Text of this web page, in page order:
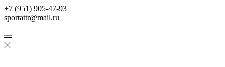
+7 (951) 905-47-93
sportattr@mail.ru